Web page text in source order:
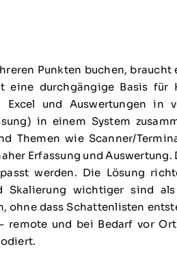
Punkten buchen,
eine durchgängige Basis für
und Auswertungen in
in einem System
Themen wie Scanner/
Erfassung und
werden. Die Lösung
Skalierung wichtiger sind
ohne dass Schattenlisten
remote und bei Bedarf vor